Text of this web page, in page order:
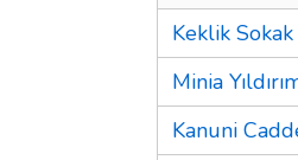
Keklik Sokak
Minia
Kanuni